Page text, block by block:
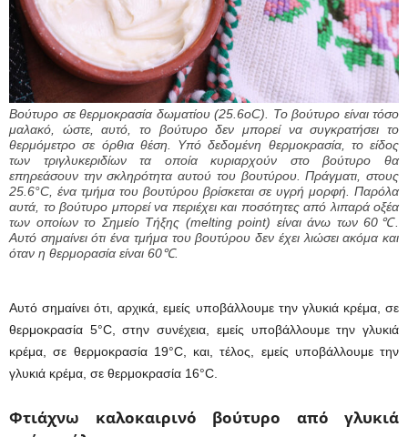
Βούτυρο σε θερμοκρασία δωματίου (25.6οC). Το βούτυρο είναι τόσο
μαλακό, ώστε, αυτό, το βούτυρο δεν μπορεί να συγκρατήσει το
θερμόμετρο σε όρθια θέση. Υπό δεδομένη θερμοκρασία, το είδος
των τριγλυκεριδίων τα οποία κυριαρχούν στο βούτυρο θα
επηρεάσουν την σκληρότητα αυτού του βουτύρου. Πράγματι, στους
25.6°C, ένα τμήμα του βουτύρου βρίσκεται σε υγρή μορφή. Παρόλα
αυτά, το βούτυρο μπορεί να περιέχει και ποσότητες από λιπαρά οξέα
των οποίων το Σημείο Τήξης (melting point) είναι άνω των 60℃.
Αυτό σημαίνει ότι ένα τμήμα του βουτύρου δεν έχει λιώσει ακόμα και
όταν η θερμορασία είναι 60℃.
Αυτό σημαίνει ότι, αρχικά, εμείς υποβάλλουμε την γλυκιά κρέμα, σε
θερμοκρασία 5°C, στην συνέχεια, εμείς υποβάλλουμε την γλυκιά
κρέμα, σε θερμοκρασία 19°C, και, τέλος, εμείς υποβάλλουμε την
γλυκιά κρέμα, σε θερμοκρασία 16°C.
Φτιάχνω καλοκαιρινό βούτυρο από γλυκιά